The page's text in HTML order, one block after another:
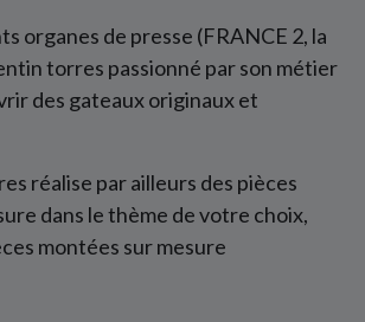
organes de presse (FRANCE 2, la
torres passionné par son métier
des gateaux originaux et
réalise par ailleurs des pièces
dans le thème de votre choix,
montées sur mesure